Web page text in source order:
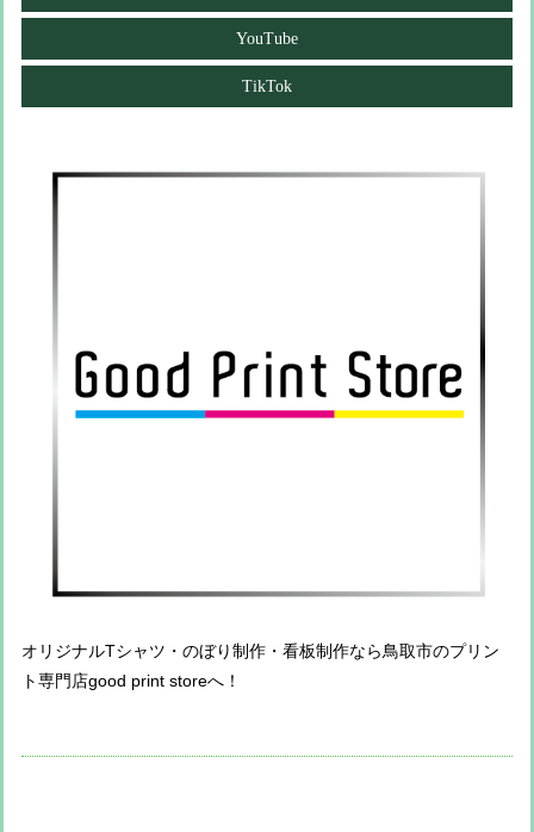
YouTube
TikTok
オリジナルTシャツ・のぼり制作・看板制作なら鳥取市のプリン
ト専門店good print storeへ！